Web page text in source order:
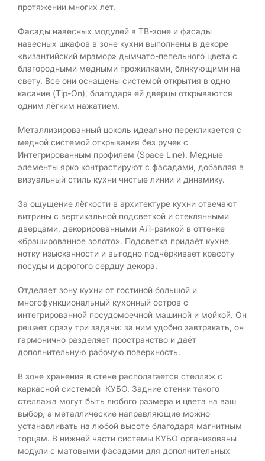
протяжении многих лет.
Фасады навесных модулей в ТВ-зоне и фасады
навесных шкафов в зоне кухни выполнены в декоре
«византийский мрамор» дымчато-пепельного цвета с
благородными медными прожилками, бликующими на
свету. Все они оснащены системой открытия в одно
касание (Tip-On), благодаря ей дверцы открываются
одним лёгким нажатием.
Металлизированный цоколь идеально перекликается с
медной системой открывания без ручек с
Интегрированным профилем (Space Line). Медные
элементы ярко контрастируют с фасадами, добавляя в
визуальный стиль кухни чистые линии и динамику.
За ощущение лёгкости в архитектуре кухни отвечают
витрины с вертикальной подсветкой и стеклянными
дверцами, декорированными AЛ-рамкой в оттенке
«брашированное золото». Подсветка придаёт кухне
нотку изысканности и выгодно подчёркивает красоту
посуды и дорогого сердцу декора.
Отделяет зону кухни от гостиной большой и
многофункциональный кухонный остров с
интегрированной посудомоечной машиной и мойкой. Он
решает сразу три задачи: за ним удобно завтракать, он
гармонично разделяет пространство и даёт
дополнительную рабочую поверхность.
В зоне хранения в стене располагается стеллаж с
каркасной системой КУБО. Задние стенки такого
стеллажа могут быть любого размера и цвета на ваш
выбор, а металлические направляющие можно
устанавливать на любой высоте благодаря магнитным
торцам. В нижней части системы КУБО организованы
модули с матовыми фасадами для дополнительных